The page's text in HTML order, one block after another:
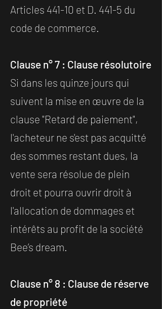
Articles 441-10 et D. 441-5 du
code de commerce.
Clause n° 7 : Clause résolutoire
Si dans les quinze jours qui
suivent la mise en œuvre de la
clause "Retard de paiement",
l'acheteur ne s'est pas acquitté
des sommes restant dues, la
vente sera résolue de plein
droit et pourra ouvrir droit à
l'allocation de dommages et
intérêts au profit de la société
Bee’s dream.
Clause n° 8 : Clause de réserve
de propriété